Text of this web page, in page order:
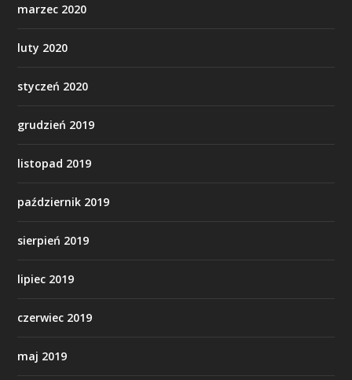
marzec 2020
luty 2020
styczeń 2020
grudzień 2019
listopad 2019
październik 2019
sierpień 2019
lipiec 2019
czerwiec 2019
maj 2019